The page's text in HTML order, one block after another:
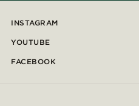
INSTAGRAM
YOUTUBE
FACEBOOK